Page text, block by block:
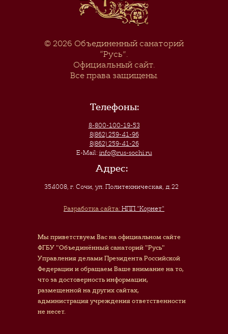
© 2026 Объединенный санаторий
“Русь”.
Официальный сайт.
Все права защищены.
Телефоны:
8-800-100-19-53
8(862) 259-41-96
8(862) 259-41-26
E-Mail: info@rus-sochi.ru
Адрес:
354008, г. Сочи,ул. Политехническая, д.22
Разработка сайта: НПП "Корнет"
Мы приветствуем Вас на официальном сайте
ФГБУ "Объединённый санаторий "Русь"
Управления делами Президента Российской
Федерации и обращаем Ваше внимание на то,
что за достоверность информации,
размещенной на других сайтах,
администрация учреждения ответственности
не несет.